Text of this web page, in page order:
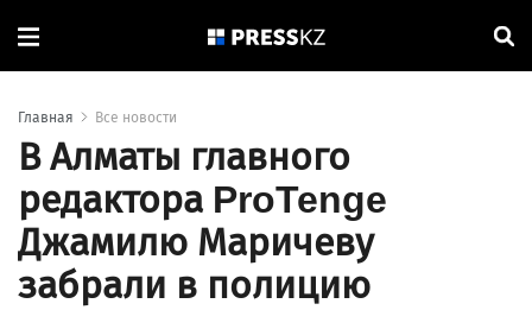
Главная Все новости
В Алматы главного
редактора ProTenge
Джамилю Маричеву
забрали в полицию